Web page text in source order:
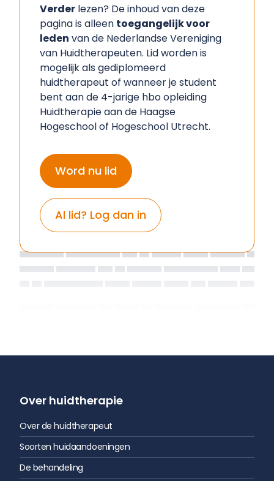
Verder lezen? De inhoud van deze
pagina is alleen toegangelijk voor
leden van de Nederlandse Vereniging
van Huidtherapeuten. Lid worden is
mogelijk als gediplomeerd
huidtherapeut of wanneer je student
bent aan de 4-jarige hbo opleiding
Huidtherapie aan de Haagse
Hogeschool of Hogeschool Utrecht.
Word nu lid
Al lid? Log dan in
Over huidtherapie
Over de huidtherapeut
Soorten huidaandoeningen
De behandeling